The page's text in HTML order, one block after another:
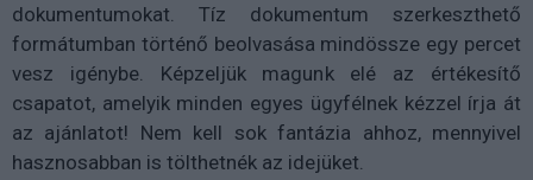
dokumentumokat. Tíz dokumentum szerkeszthető
formátumban történő beolvasása mindössze egy percet
vesz igénybe. Képzeljük magunk elé az értékesítő
csapatot, amelyik minden egyes ügyfélnek kézzel írja át
az ajánlatot! Nem kell sok fantázia ahhoz, mennyivel
hasznosabban is tölthetnék az idejüket.